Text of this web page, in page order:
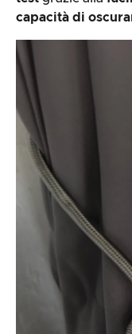
capacità di